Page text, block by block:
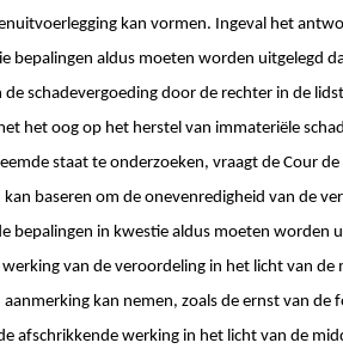
kan vormen. Ingeval het
bepalingen aldus moeten worden uitgelegd
schadevergoeding door de rechter in de
het oog op het herstel van immateriële
staat te onderzoeken, vraagt de Cour
baseren om de onevenredigheid van de
bepalingen in kwestie aldus moeten worden
van de veroordeling in het licht van
kan nemen, zoals de ernst van de
afschrikkende werking in het licht van de